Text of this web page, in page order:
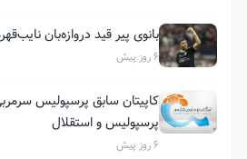
بانوی پیر قید دروازه‌بان
6 روز پیش
کاپیتان سابق پرسپولیس
پرسپولیس و استقلال
6 روز پیش